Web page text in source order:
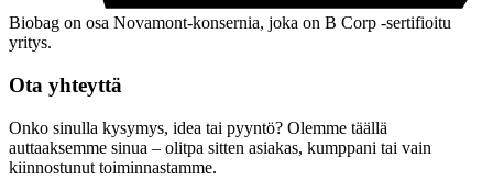
Biobag on osa Novamont-konsernia, joka on B Corp -sertifioitu
yritys.
Ota yhteyttä
Onko sinulla kysymys, idea tai pyyntö? Olemme täällä
auttaaksemme sinua – olitpa sitten asiakas, kumppani tai vain
kiinnostunut toiminnastamme.